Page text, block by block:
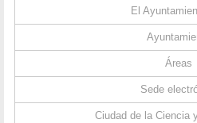
El
Áreas
Sede
Ciudad de la Ciencia